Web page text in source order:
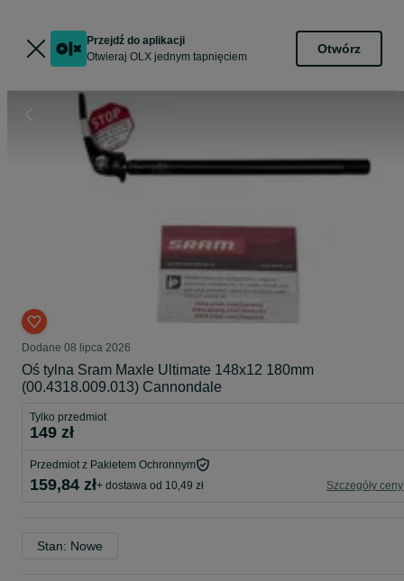
Przejdź do aplikacji
Otwieraj OLX jednym tapnięciem
Otwórz
Dodane 08 lipca 2026
Oś tylna Sram Maxle Ultimate 148x12 180mm
(00.4318.009.013) Cannondale
Tylko przedmiot
149 zł
Przedmiot z Pakietem Ochronnym
159,84 zł+ dostawa od 10,49 zł Szczegóły ceny
Stan: Nowe